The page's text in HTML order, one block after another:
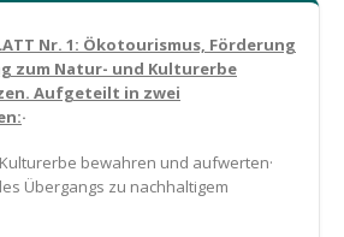
Nr. 1: Ökotourismus, Förderung
zum Natur- und Kulturerbe
Aufgeteilt in zwei
·
bewahren und aufwerten·
Übergangs zu nachhaltigem